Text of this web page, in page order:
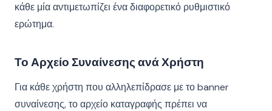
κάθε μία αντιμετωπίζει ένα διαφορετικό ρυθμιστικό
ερώτημα.
Το Αρχείο Συναίνεσης ανά Χρήστη
Για κάθε χρήστη που αλληλεπίδρασε με το banner
συναίνεσης, το αρχείο καταγραφής πρέπει να